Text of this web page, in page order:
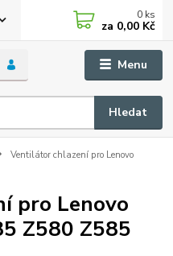
Menu
Hledat
0 ks
za 0,00 Kč
Ventilátor chlazení pro Lenovo
pro Lenovo
Z580 Z585